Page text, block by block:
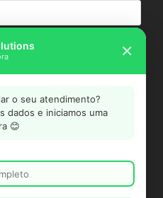
✕
o seu atendimento?
dados e iniciamos uma
😊